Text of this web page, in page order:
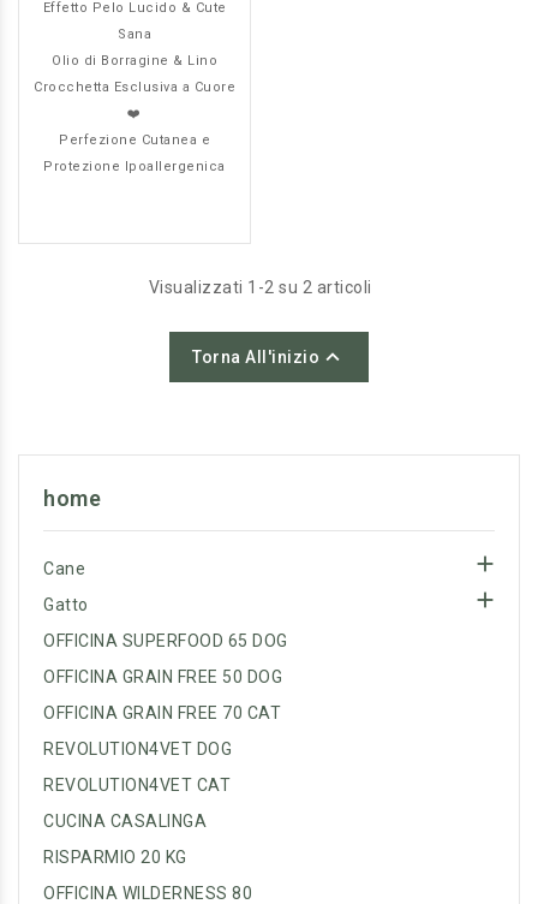
Sterilizzati
Effetto Pelo Lucido & Cute
Sana
Olio di Borragine & Lino
Crocchetta Esclusiva a Cuore
❤️
Perfezione Cutanea e
Protezione Ipoallergenica
Visualizzati 1-2 su 2 articoli
Torna All'inizio 
home
Cane 
Gatto 
OFFICINA SUPERFOOD 65 DOG
OFFICINA GRAIN FREE 50 DOG
OFFICINA GRAIN FREE 70 CAT
REVOLUTION4VET DOG
REVOLUTION4VET CAT
CUCINA CASALINGA
RISPARMIO 20 KG
OFFICINA WILDERNESS 80